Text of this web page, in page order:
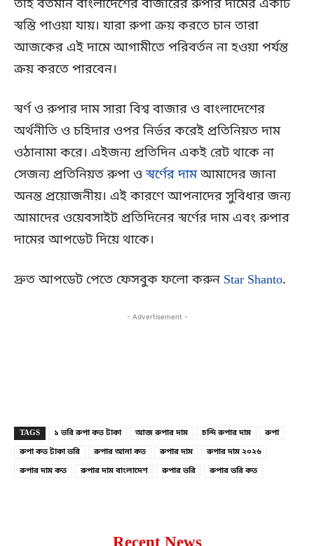
তাই বর্তমান বাংলাদেশের বাজারের রুপার দামের একটি
স্বস্তি পাওয়া যায়। যারা রুপা ক্রয় করতে চান তারা
আজকের এই দামে আগামীতে পরিবর্তন না হওয়া পর্যন্ত
ক্রয় করতে পারবেন।
স্বর্ণ ও রুপার দাম সারা বিশ্ব বাজার ও বাংলাদেশের
অর্থনীতি ও চহিদার ওপর নির্ভর করেই প্রতিনিয়ত দাম
ওঠানামা করে। এইজন্য প্রতিদিন একই রেট থাকে না
সেজন্য প্রতিনিয়ত রুপা ওস্বর্ণের দামআমাদের জানা
অনন্ত প্রয়োজনীয়। এই কারণে আপনাদের সুবিধার জন্য
আমাদের ওয়েবসাইট প্রতিদিনের স্বর্ণের দাম এবং রুপার
দামের আপডেট দিয়ে থাকে।
দ্রুত আপডেট পেতে ফেসবুক ফলো করুন Star Shanto.
- Advertisement -
TAGS ১ ভরি রুপা কত টাকা আজ রুপার দাম চন্দি রুপার দাম
রুপা
রুপা কত টাকা ভরি
রুপার আনা কত রুপার দাম
রুপার দাম ২০২৬
রুপার দাম কত
রুপার দাম বাংলাদেশ রুপার ভরি রুপার ভরি কত
Recent News